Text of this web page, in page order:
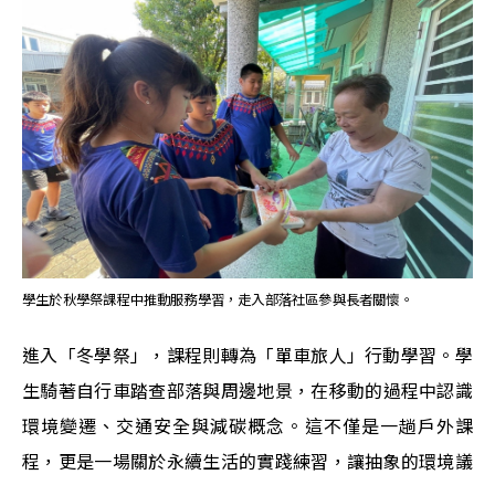
學生於秋學祭課程中推動服務學習，走入部落社區參與長者關懷。
進入「冬學祭」，課程則轉為「單車旅人」行動學習。學
生騎著自行車踏查部落與周邊地景，在移動的過程中認識
環境變遷、交通安全與減碳概念。這不僅是一趟戶外課
程，更是一場關於永續生活的實踐練習，讓抽象的環境議